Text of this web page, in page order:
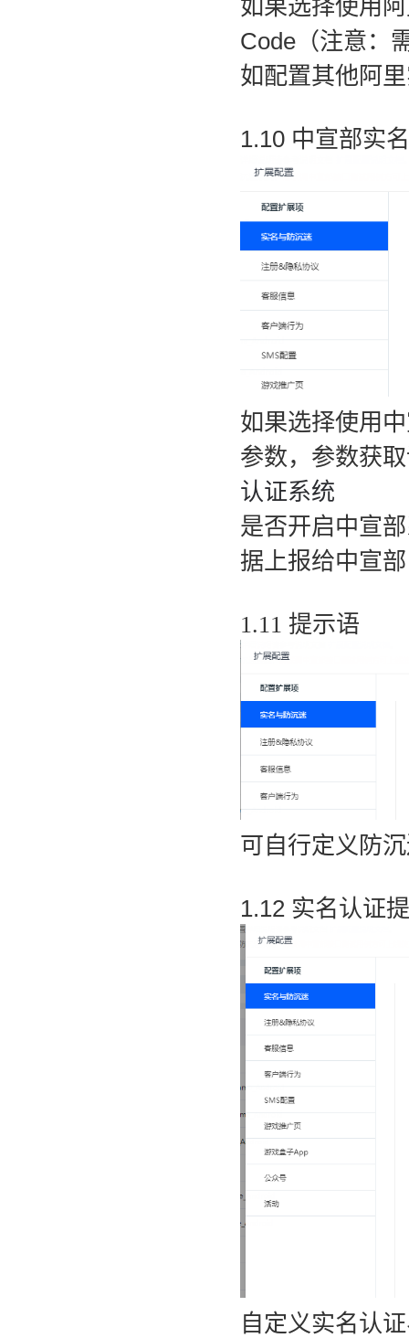
如果选择使用
Code（注意：
如配置其他阿
1.10 中宣部实
如果选择使用
参数，参数获
认证系统
是否开启中宣
据上报给中宣
1.11 提示语
可自行定义防
1.12 实名认证
自定义实名认